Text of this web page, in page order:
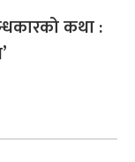
कथा :